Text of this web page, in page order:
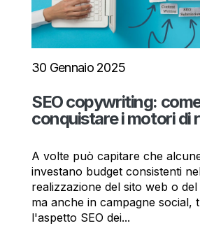
30 Gennaio 2025
SEO copywriting:
conquistare i motori di
A volte può capitare che
investano budget consistenti
realizzazione del sito web o
ma anche in campagne social,
l'aspetto SEO dei...